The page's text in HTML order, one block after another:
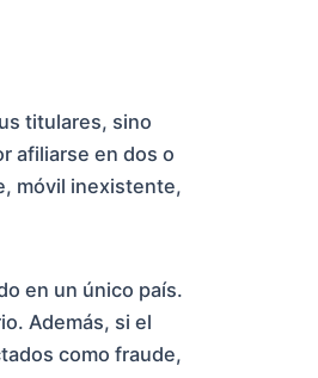
titulares, sino
afiliarse en dos o
móvil inexistente,
en un único país.
Además, si el
como fraude,